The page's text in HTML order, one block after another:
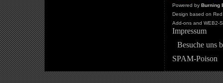
Powered by Burning
Design based on
Add-ons and WEB2-
Impressum
Besuche uns
SPAM-Poison